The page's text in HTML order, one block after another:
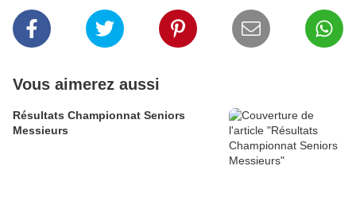
Vous aimerez aussi
Résultats Championnat Seniors
Messieurs